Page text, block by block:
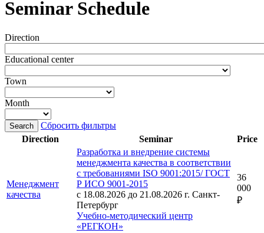
Seminar Schedule
Direction
Educational center
Town
Month
Сбросить фильтры
Direction
Seminar Price
Менеджмент
качества
Разработка и внедрение системы
менеджмента качества в соответствии
с требованиями ISO 9001:2015/ ГОСТ
Р ИСО 9001-2015
с 18.08.2026 до 21.08.2026 г. Санкт-
Петербург
Учебно-методический центр
«РЕГКОН»
36
000
₽